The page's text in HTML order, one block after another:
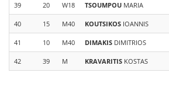
39 20 W18 TSOUMPOU MARIA
40 15 M40 KOUTSIKOS IOANNIS
41 10 M40 DIMAKIS DIMITRIOS
42 39 M KRAVARITIS KOSTAS